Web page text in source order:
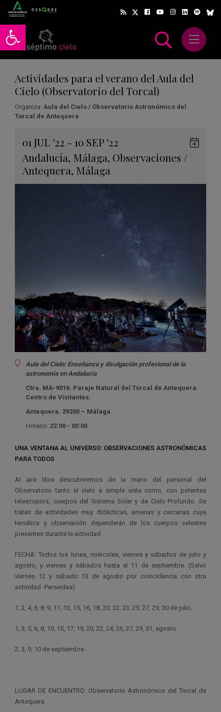
Abrir barra de herramientas
Abrir
Actividades para el verano del Aula del
Cielo (Observatorio del Torcal)
Organiza: Aula del Cielo / Observatorio Astronómico del
Torcal de Antequera
01 JUL '22 - 10 SEP '22
Andalucía, Málaga, Observaciones /
Antequera, Málaga
Ubicación
Aula del Cielo: Enseñanza y divulgación profesional de la
astronomía en Andalucía
Ctra. MA-9016. Paraje Natural del Torcal de Antequera.
Centro de Visitantes.
Antequera. 29200 – Málaga
Horario: 22:00 - 00:00
UNA VENTANA AL UNIVERSO: OBSERVACIONES ASTRONÓMICAS
PARA TODOS
Al aire libre descubriremos de la mano del personal del
Observatorio tanto el cielo a simple vista como, con potentes
telescopios, cuerpos del Sistema Solar y de Cielo Profundo. Se
tratan de actividades muy didácticas, amenas y cercanas cuya
temática y observación dependerán de los cuerpos celestes
presentes durante la actividad.
FECHA: Todos los lunes, miércoles, viernes y sábados de julio y
agosto, y viernes y sábados hasta el 11 de septiembre. (Salvo
viernes 12 y sábado 13 de agosto por coincidencia con otra
actividad -Perseidas)
1, 2, 4, 6, 8, 9, 11, 13, 15, 16, 18, 20, 22, 23, 25, 27, 29, 30 de julio.
1, 3, 5, 6, 8, 10, 15, 17, 19, 20, 22, 24, 26, 27, 29, 31, agosto
2, 3, 9, 10 de septiembre.
LUGAR DE ENCUENTRO: Observatorio Astronómico del Torcal de
Antequera